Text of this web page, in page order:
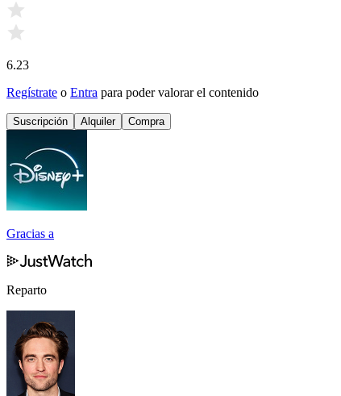
6.23
Regístrate o Entra para poder valorar el contenido
Suscripción Alquiler Compra
Gracias a
Reparto